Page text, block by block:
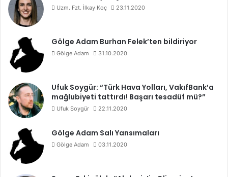
Uzm. Fzt. İlkay Koç 23.11.2020
Gölge Adam Burhan Felek’ten bildiriyor
Gölge Adam 31.10.2020
Ufuk Soygür: “Türk Hava Yolları, VakıfBank’a
mağlubiyeti tattırdı! Başarı tesadüf mü?”
Ufuk Soygür 22.11.2020
Gölge Adam Salı Yansımaları
Gölge Adam 03.11.2020